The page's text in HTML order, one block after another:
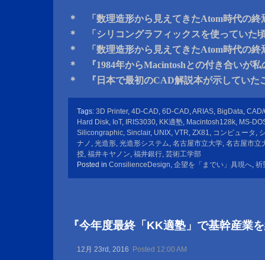
＊ 「数理造形から見えてきたAtom時代の
＊ 「シリコングラフィックスを使っていた
＊ 「数理造形から見えてきたAtom時代の
＊ 『1984年からMacintoshとの付き合いが私
＊ 『日本で最初のCAD解説本が示していた
Tags: 3D Printer, 4D-CAD, 6D-CAD,ARIAS, BigData,
Hard Disk, IoT, IRIS3030, KK適塾, Macintosh128k, MS-
Silicongraphic, Sinclair, UNIX, VTR, ZX81, コンピュータ ,
ナノ , 光造形, 光造形システム, 名古屋市立大学, 名古屋市立
授, 福井キヤノン, 福井銀行, 芸術工学部
Posted in ConsilienceDesign, 企望を「までい」具現へ, 祈
『今年度最終「KK適塾」で基幹産業
12月 23rd, 2016 Posted 12:00 AM